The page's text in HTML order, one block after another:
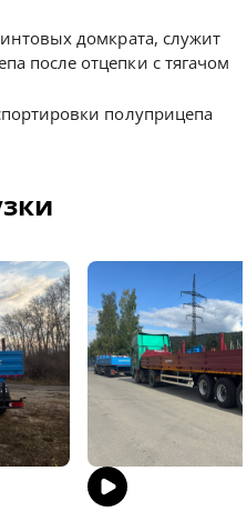
домкрата, служит
после отцепки с тягачом
полуприцепа